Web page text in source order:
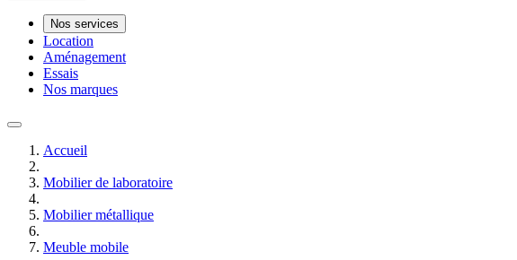
Nos services
Location
Aménagement
Essais
Nos marques
Accueil
Mobilier de laboratoire
Mobilier métallique
Meuble mobile